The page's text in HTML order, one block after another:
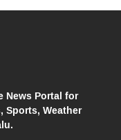
News Portal for
Sports, Weather